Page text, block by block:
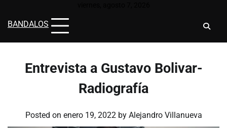
content
BANDALOS
Entrevista a Gustavo Bolivar-
Radiografía
Posted on enero 19, 2022 by Alejandro Villanueva